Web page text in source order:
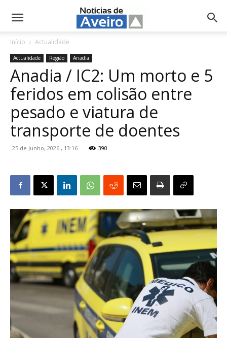
NotíciasdeAveiro.pt
Início Actualidade
Actualidade Região Anadia
Anadia / IC2: Um morto e 5
feridos em colisão entre
pesado e viatura de
transporte de doentes
25 de Junho, 2026 , 13:16 390